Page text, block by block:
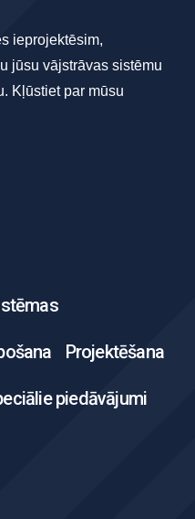
ieprojektēsim,
jūsu vājstrāvas sistēmu
Kļūstiet par mūsu
Projektēšana
piedāvājumi